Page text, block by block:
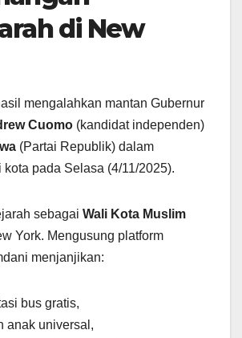
di New
mengalahkan mantan Gubernur
Cuomo (kandidat independen)
(Partai Republik) dalam
pada Selasa (4/11/2025).
sebagai Wali Kota Muslim
York. Mengusung platform
menjanjikan:
bus gratis,
anak universal,